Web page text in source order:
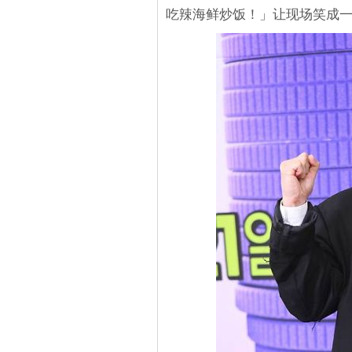
吃辣海鲜炒饭！」让现场笑成